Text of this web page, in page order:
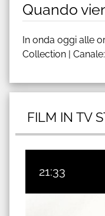
Quando
In onda oggi alle
Collection |
FILM IN TV
21:33